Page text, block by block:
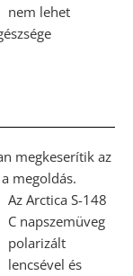
nem lehet
megkeserítik az
megoldás.
Az Arctica S-148
C napszemüveg
polarizált
lencsével és